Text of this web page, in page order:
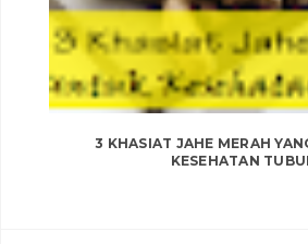
3 KHASIAT JAHE MERAH
KESEHATAN